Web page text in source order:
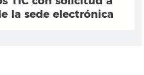
la sede electrónica